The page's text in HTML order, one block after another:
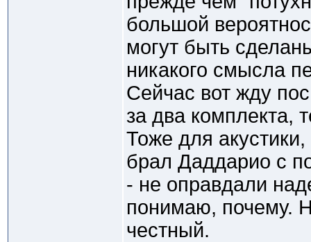
большой
могут быть
никакого смысла
Сейчас вот жду
за два комплекта,
Тоже для
брал Даддарио с
- не оправдали
понимаю, почему.
честный.